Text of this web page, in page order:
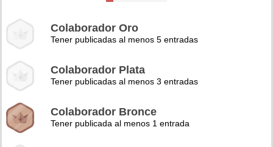
Colaborador Oro
Tener publicadas al menos 5 entradas
Colaborador Plata
Tener publicadas al menos 3 entradas
Colaborador Bronce
Tener publicada al menos 1 entrada